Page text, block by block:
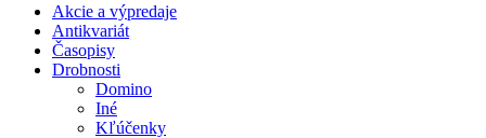
Akcie a výpredaje
Antikvariát
Časopisy
Drobnosti
Domino
Iné
Kľúčenky